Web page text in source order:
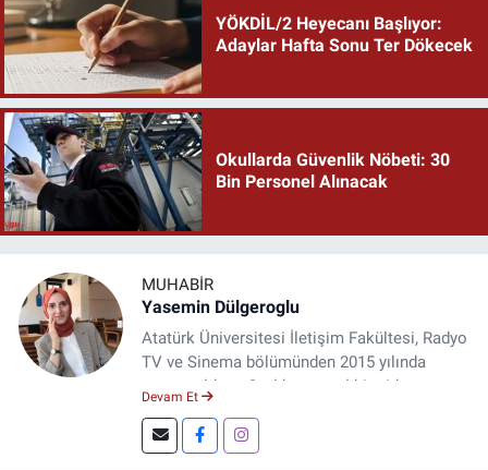
YÖKDİL/2 Heyecanı Başlıyor:
Adaylar Hafta Sonu Ter Dökecek
Okullarda Güvenlik Nöbeti: 30
Bin Personel Alınacak
MUHABIR
Yasemin Dülgeroglu
Atatürk Üniversitesi İletişim Fakültesi, Radyo
TV ve Sinema bölümünden 2015 yılında
mezun oldum. 3 yıl kurumsal bir şirkette
DoğuGazetesi.com internet haber sitesinde
muhabirlik yapıyor ve içerik üretiyorum.
Devam Et